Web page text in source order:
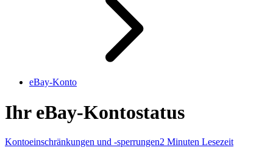
eBay-Konto
Ihr eBay-Kontostatus
Kontoeinschränkungen und -sperrungen2 Minuten Lesezeit